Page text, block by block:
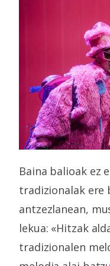
Baina balioak ez
tradizionalak
antzezlanean,
lekua: «Hitzak
tradizionalen